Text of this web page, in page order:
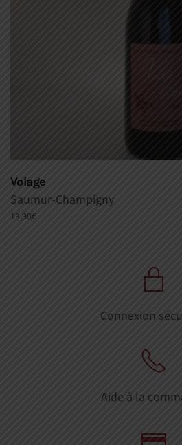
Volage
Saumur-Champigny
13,90€
Connexion
Aide à la